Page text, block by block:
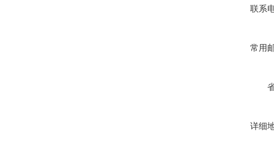
联系
常用
详细